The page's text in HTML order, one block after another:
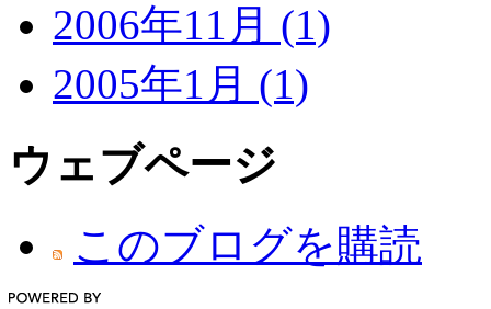
2006年11月 (1)
2005年1月 (1)
ウェブページ
このブログを購読